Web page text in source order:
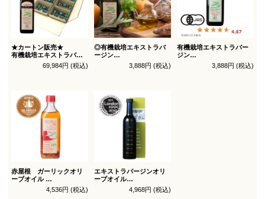
★カートン販売★
有機栽培エキストラバー
オリーブオイル ブレンド
69,984円 (税込)
◎有機栽培エキストラバ
ージン
オリーブオイル ブレンド
3,888円 (税込)
有機栽培エキストラバー
ジン
オリーブオイル シングル
3,888円 (税込)
赤屋根 ガーリックオリ
ーブオイル
4,536円 (税込)
エキストラバージンオリ
ーブオイル
トルトサ 450g 1本箱入
（スペイン自社農園産）
4,968円 (税込)